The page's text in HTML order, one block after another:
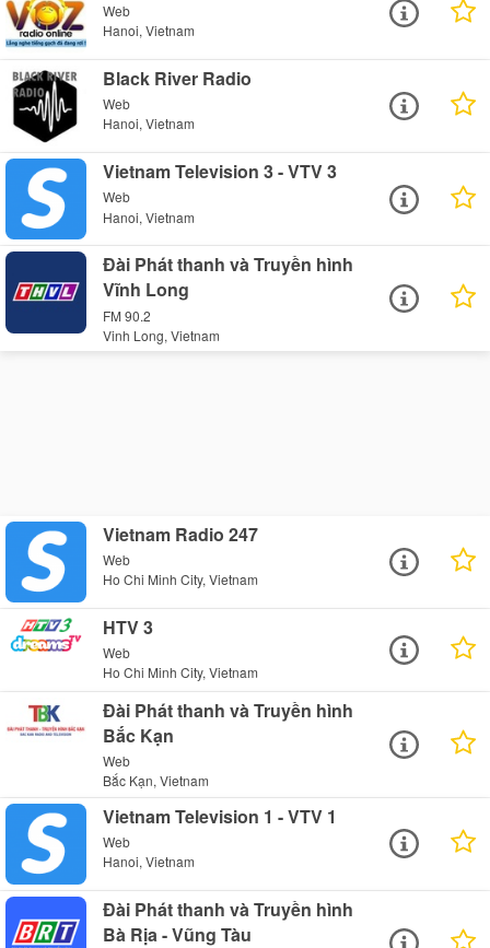
Web
Hanoi, Vietnam
Black River Radio
Web
Hanoi, Vietnam
Vietnam Television 3 - VTV 3
Web
Hanoi, Vietnam
Đài Phát thanh và Truyền hình
Vĩnh Long
FM 90.2
Vinh Long, Vietnam
Vietnam Radio 247
Web
Ho Chi Minh City, Vietnam
HTV 3
Web
Ho Chi Minh City, Vietnam
Đài Phát thanh và Truyền hình
Bắc Kạn
Web
Bắc Kạn, Vietnam
Vietnam Television 1 - VTV 1
Web
Hanoi, Vietnam
Đài Phát thanh và Truyền hình
Bà Rịa - Vũng Tàu